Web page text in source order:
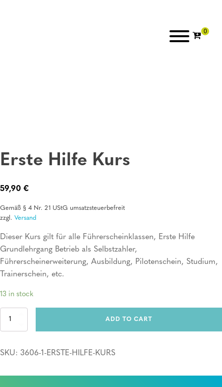
Erste Hilfe Kurs
59,90 €
Gemäß § 4 Nr. 21 UStG umsatzsteuerbefreit
zzgl. Versand
Dieser Kurs gilt für alle Führerscheinklassen, Erste Hilfe
Grundlehrgang Betrieb als Selbstzahler,
Führerscheinerweiterung, Ausbildung, Pilotenschein, Studium,
Trainerschein, etc.
13 in stock
Erste
ADD TO CART
SKU: 3606-1-ERSTE-HILFE-KURS